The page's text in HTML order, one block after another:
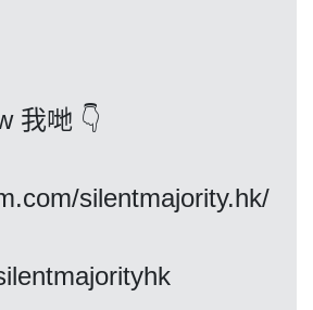
我哋 👇
silentmajority.hk/